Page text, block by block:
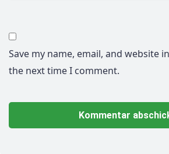
Save my name, email, and website
the next time I comment.